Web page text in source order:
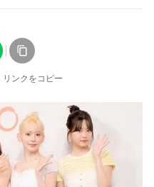
リンクをコピー